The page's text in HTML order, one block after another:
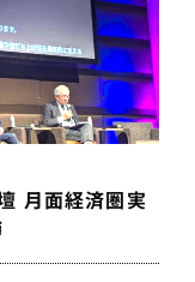
月面経済圏実